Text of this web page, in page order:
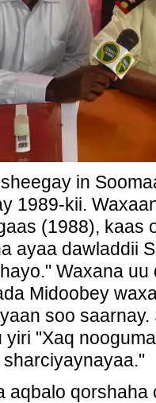
in
1989-kii.
(1988), kaas
ayaa dawladdii
Waxana
Midoobey
soo
"Xaq
aqbalo